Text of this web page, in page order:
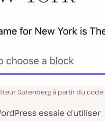
Gutenberg à partir du code
essaie d’utiliser